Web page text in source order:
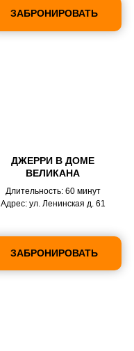
ЗАБРОНИРОВАТЬ
ДЖЕРРИ В ДОМЕ
ВЕЛИКАНА
Длительность: 60 минут
Адрес: ул. Ленинская д. 61
ЗАБРОНИРОВАТЬ